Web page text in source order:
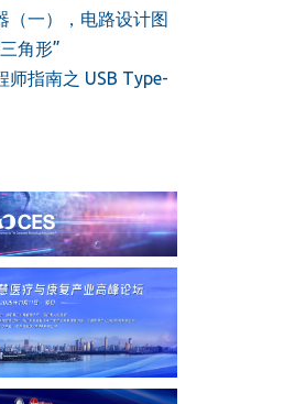
（一），电路设计图
角形”
师指南之 USB Type-